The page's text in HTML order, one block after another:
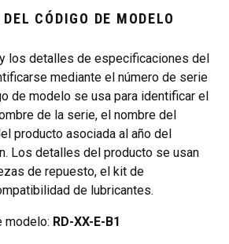
CÓDIGO DE MODELO
los detalles de especificaciones del
mediante el número de serie
de modelo se usa para identificar el
de la serie, el nombre del
producto asociada al año del
Los detalles del producto se usan
de repuesto, el kit de
de lubricantes.
modelo: RD-XX-E-B1